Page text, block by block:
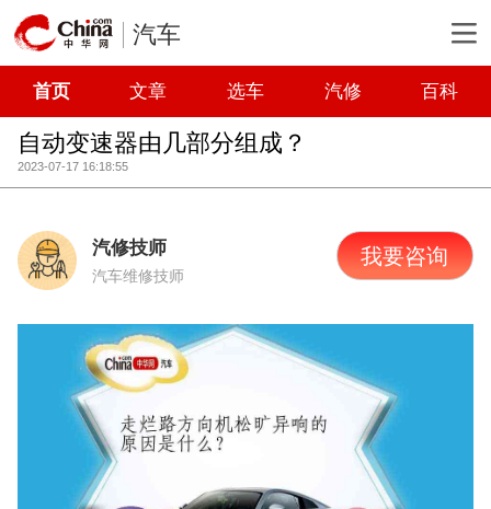
汽车
首页 文章 选车 汽修 百科
自动变速器由几部分组成？
2023-07-17 16:18:55
汽修技师
汽车维修技师
我要咨询